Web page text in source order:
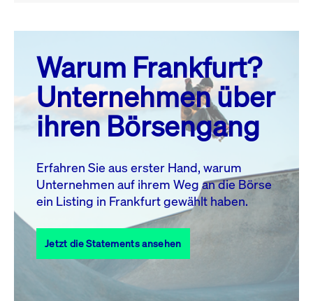
August 26
MO. DI. MI. DO. FR. SA. SO.
1
2
3
4 5 6 7 8
17 18 19 20 21 22
23
27 28
31
Alle Events
Warum Frankfurt?
Unternehmen über
ihren Börsengang
Erfahren Sie aus erster Hand, warum
Unternehmen auf ihrem Weg an die Börse
ein Listing in Frankfurt gewählt haben.
Jetzt die Statements ansehen